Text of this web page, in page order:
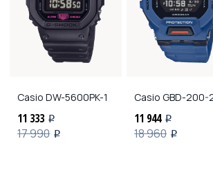
Casio DW-5600PK-1
11 333 i
17 990 i
Casio GBD-200-
11 944 i
18 960 i